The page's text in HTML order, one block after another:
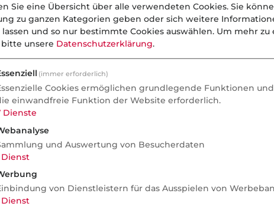
Diercks
Die LVM
Sie eine Übersicht über alle verwendeten Cookies. Sie
zu ganzen Kategorien geben oder sich weitere
und so nur bestimmte Cookies auswählen. Um mehr zu
bitte unsere Datenschutzerklärung.
(immer erforderlich)
Cookies ermöglichen grundlegende Funktionen
einwandfreie Funktion der Website erforderlich.
Dienste
und Auswertung von Besucherdaten
Dienst
von Dienstleistern für das Ausspielen von
Dienst